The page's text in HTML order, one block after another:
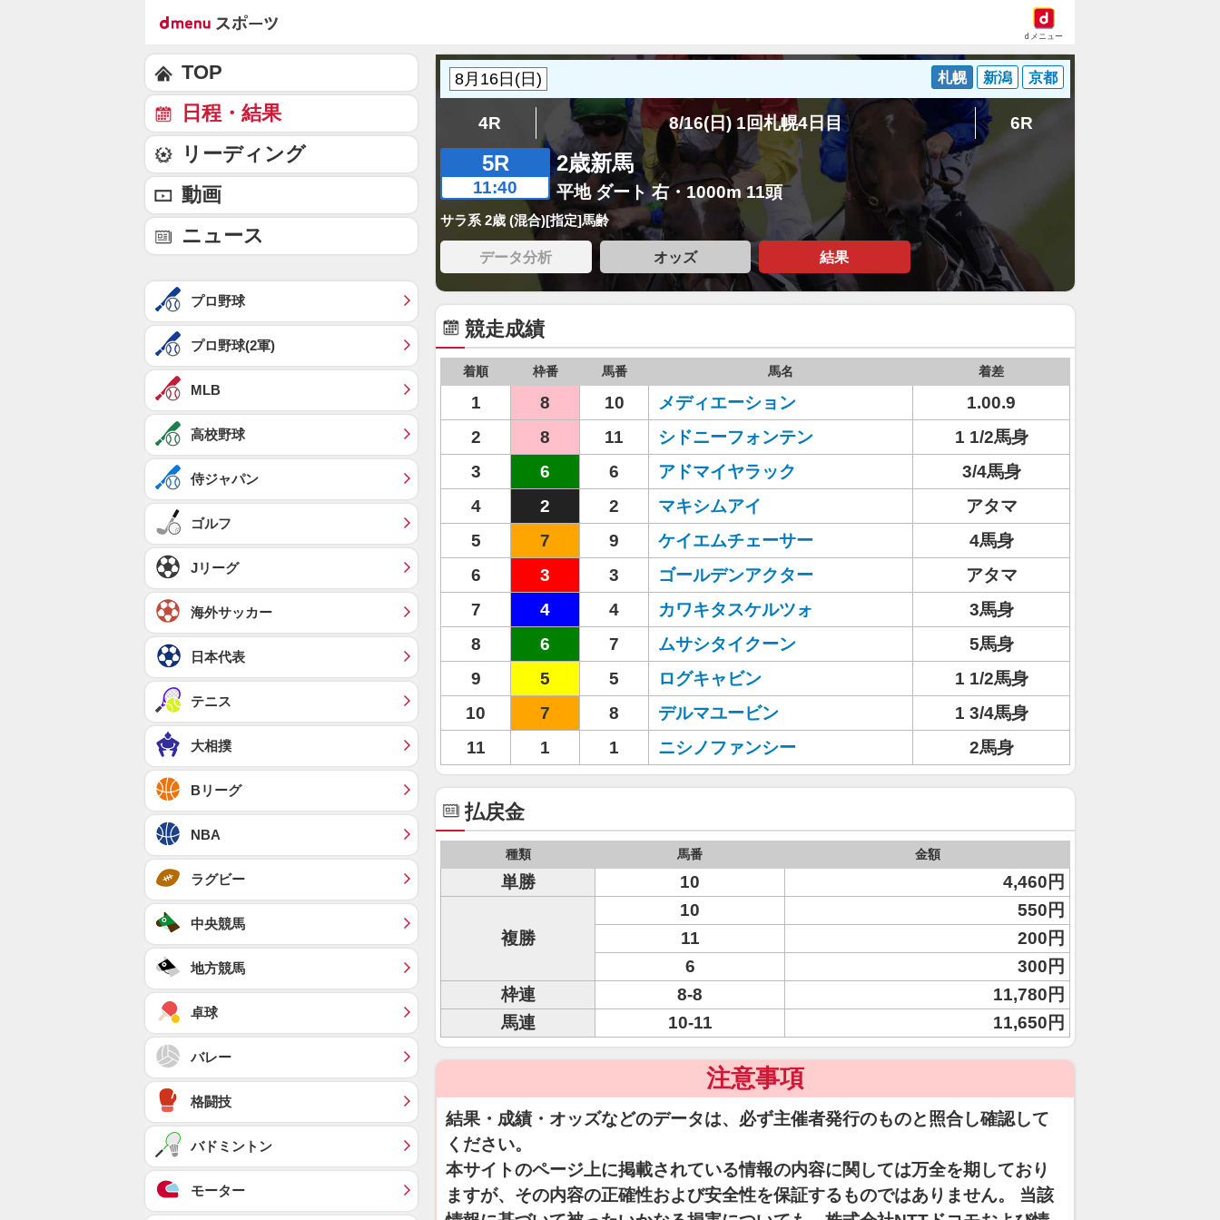
dメニュー
札幌 新潟 京都
4R 8/16(日) 1回札幌4日目 6R
5R
11:40
2歳新馬
平地 ダート 右・1000m 11頭
サラ系 2歳 (混合)[指定]馬齢
データ分析 オッズ 結果
競走成績
着順 枠番 馬番 馬名 着差
1 8 10 メディエーション
1.00.9
2
8 11 シドニーフォンテン
1 1/2馬身
3
6 6 アドマイヤラック
3/4馬身
4
2 2 マキシムアイ
アタマ
5
7 9 ケイエムチェーサー
4馬身
6
3 3 ゴールデンアクター
アタマ
7
4 4 カワキタスケルツォ
3馬身
8
6 7 ムサシタイクーン
5馬身
9
5 5 ログキャビン
1 1/2馬身
10
7 8 デルマユービン
1 3/4馬身
11
1 1 ニシノファンシー 2馬身
払戻金
種類 馬番 金額
単勝 10 4,460円
複勝
10
550円
11
200円
6
300円
枠連
8-8
11,780円
馬連
10-11 11,650円
注意事項
結果・成績・オッズなどのデータは、必ず主催者発行のものと照合し確認して
ください。
本サイトのページ上に掲載されている情報の内容に関しては万全を期しており
ますが、その内容の正確性および安全性を保証するものではありません。 当該
TOP
日程・結果
リーディング
動画
ニュース
プロ野球
プロ野球(2軍)
MLB
高校野球
侍ジャパン
ゴルフ
Jリーグ
海外サッカー
日本代表
テニス
大相撲
Bリーグ
NBA
ラグビー
中央競馬
地方競馬
卓球
バレー
格闘技
バドミントン
モーター